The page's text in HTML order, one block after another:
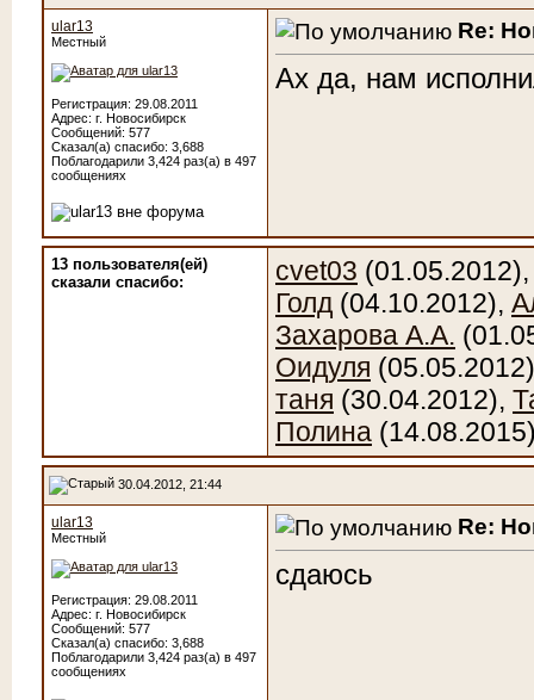
ular13
Местный
Регистрация: 29.08.2011
Адрес: г. Новосибирск
Сообщений: 577
Сказал(а) спасибо: 3,688
Поблагодарили 3,424 раз(а) в 497
сообщениях
Re:
Ах да, нам
13 пользователя(ей)
сказали cпасибо:
cvet03
Голд (04.10.2012),
Захарова А.А.
Оидуля
таня (30.04.2012),
Полина
30.04.2012, 21:44
ular13
Местный
Регистрация: 29.08.2011
Адрес: г. Новосибирск
Сообщений: 577
Сказал(а) спасибо: 3,688
Поблагодарили 3,424 раз(а) в 497
сообщениях
Re:
сдаюсь